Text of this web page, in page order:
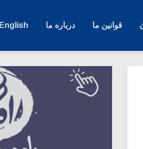
قوانین ما درباره ما English